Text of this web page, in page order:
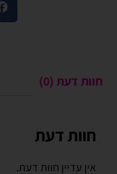
חוות דעת (0)
חוות דעת
אין עדיין חוות דעת.